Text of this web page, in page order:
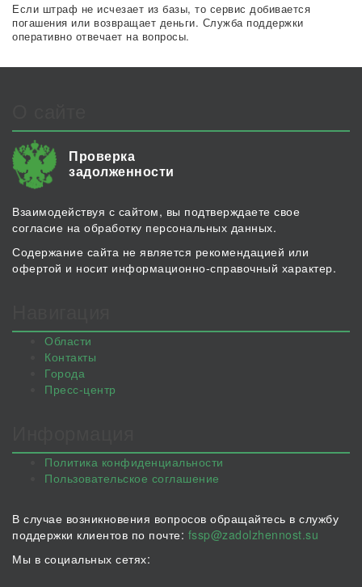
Если штраф не исчезает из базы, то сервис добивается
погашения или возвращает деньги. Служба поддержки
оперативно отвечает на вопросы.
Проверка
задолженности
Взаимодействуя с сайтом, вы подтверждаете свое
согласие на обработку персональных данных.
Содержание сайта не является рекомендацией или
офертой и носит информационно-справочный характер.
Области
Контакты
Города
Пресс-центр
Политика конфиденциальности
Пользовательское соглашение
В случае возникновения вопросов обращайтесь в службу
поддержки клиентов по почте: fssp@zadolzhennost.su
Мы в социальных сетях: